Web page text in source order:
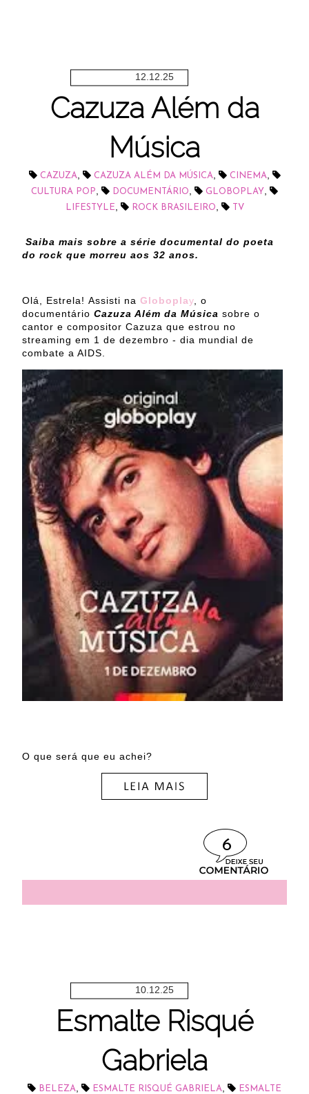
12.12.25
Cazuza Além da
Música
CAZUZA, CAZUZA ALÉM DA MÚSICA, CINEMA,
CULTURA POP, DOCUMENTÁRIO, GLOBOPLAY,
LIFESTYLE, ROCK BRASILEIRO, TV
Saiba mais sobre a série documental do poeta
do rock que morreu aos 32 anos.
Olá, Estrela! Assisti na Globoplay, o
documentário Cazuza Além da Música sobre o
cantor e compositor Cazuza que estrou no
streaming em 1 de dezembro - dia mundial de
combate a AIDS.
O que será que eu achei?
6
10.12.25
Esmalte Risqué
Gabriela
BELEZA ESMALTE RISQUÉ GABRIELA
ESMALTE